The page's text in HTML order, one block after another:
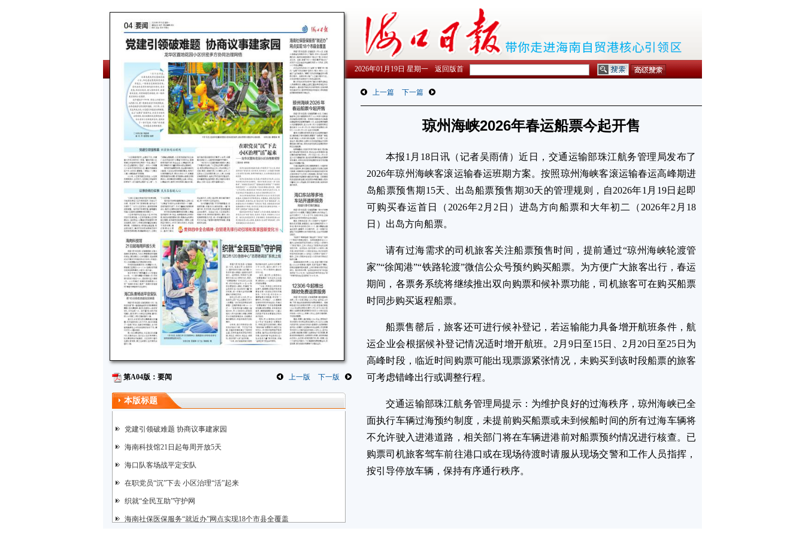
2026年01月19日 星期一 返回版首
第A04版：要闻 上一版 下一版
本版标题
党建引领破难题 协商议事建家园
海南科技馆21日起每周开放5天
海口队客场战平定安队
在职党员“沉”下去 小区治理“活”起来
织就“全民互助”守护网
海南社保医保服务“就近办”网点实现18个市县全覆盖
上一篇 下一篇
琼州海峡2026年春运船票今起开售
本报1月18日讯（记者吴雨倩）近日，交通运输部珠江航务管理局发布了
2026年琼州海峡客滚运输春运班期方案。按照琼州海峡客滚运输春运高峰期进
岛船票预售期15天、出岛船票预售期30天的管理规则，自2026年1月19日起即
可购买春运首日（2026年2月2日）进岛方向船票和大年初二（2026年2月18
日）出岛方向船票。
请有过海需求的司机旅客关注船票预售时间，提前通过“琼州海峡轮渡管
家”“徐闻港”“铁路轮渡”微信公众号预约购买船票。为方便广大旅客出行，春运
期间，各票务系统将继续推出双向购票和候补票功能，司机旅客可在购买船票
时同步购买返程船票。
船票售罄后，旅客还可进行候补登记，若运输能力具备增开航班条件，航
运企业会根据候补登记情况适时增开航班。2月9日至15日、2月20日至25日为
高峰时段，临近时间购票可能出现票源紧张情况，未购买到该时段船票的旅客
可考虑错峰出行或调整行程。
交通运输部珠江航务管理局提示：为维护良好的过海秩序，琼州海峡已全
面执行车辆过海预约制度，未提前购买船票或未到候船时间的所有过海车辆将
不允许驶入进港道路，相关部门将在车辆进港前对船票预约情况进行核查。已
购票司机旅客驾车前往港口或在现场待渡时请服从现场交警和工作人员指挥，
按引导停放车辆，保持有序通行秩序。